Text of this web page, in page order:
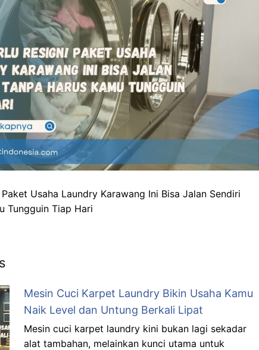
Usaha Laundry Karawang Ini Bisa Jalan Sendiri
Tungguin Tiap Hari
Mesin Cuci Karpet Laundry Bikin Usaha Kamu
Naik Level dan Untung Berkali Lipat
Mesin cuci karpet laundry kini bukan lagi sekadar
alat tambahan, melainkan kunci utama untuk